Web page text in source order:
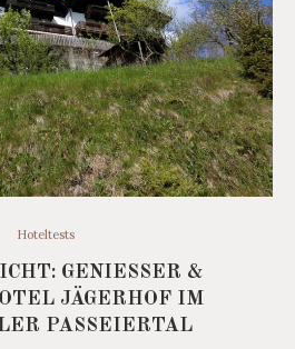
Hoteltests
GENIESSER &
JÄGERHOF IM
PASSEIERTAL